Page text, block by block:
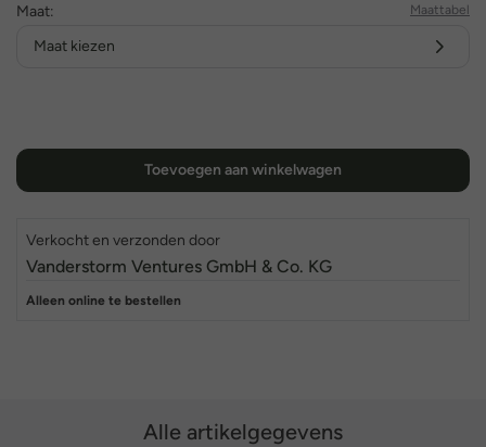
Maat: Maattabel
Maat kiezen
Toevoegen aan winkelwagen
Verkocht en verzonden door
Vanderstorm Ventures GmbH & Co. KG
Alleen online te bestellen
Alle artikelgegevens